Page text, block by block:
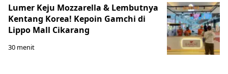
Lumer Keju Mozzarella & Lembutnya
Kentang Korea! Kepoin Gamchi di
Lippo Mall Cikarang
30 menit